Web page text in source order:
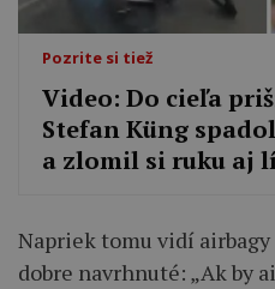
Pozrite si tiež
Video: Do cieľa
Stefan Küng
a zlomil si ruku aj
Napriek tomu vidí airbagy
dobre navrhnuté: „Ak by